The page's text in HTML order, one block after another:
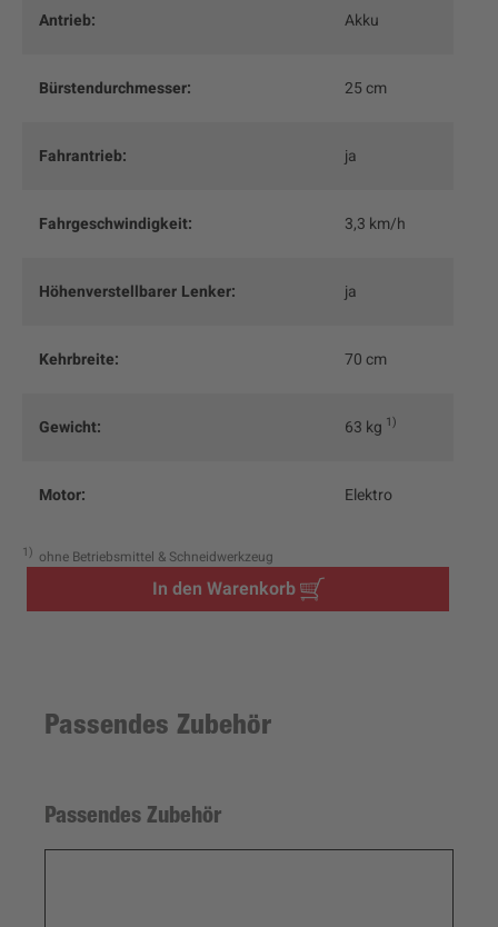
Antrieb: Akku
Bürstendurchmesser: 25 cm
Fahrantrieb: ja
Fahrgeschwindigkeit: 3,3 km/h
Höhenverstellbarer Lenker: ja
Kehrbreite: 70 cm
Gewicht: 63 kg 1
Motor: Elektro
1 ohne Betriebsmittel & Schneidwerkzeug
In den Warenkorb
Passendes Zubehör
Passendes Zubehör